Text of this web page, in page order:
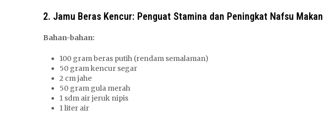
2. Jamu Beras Kencur: Penguat Stamina dan Peningkat Nafsu Makan
Bahan-bahan:
100 gram beras putih (rendam semalaman)
50 gram kencur segar
2 cm jahe
50 gram gula merah
1 sdm air jeruk nipis
1 liter air